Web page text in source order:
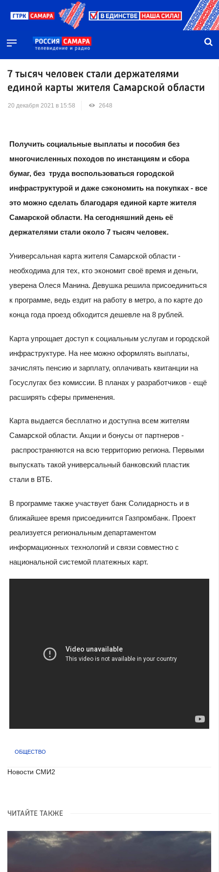
7 тысяч человек стали держателями
единой карты жителя Самарской области
20 декабря 2021 в 15:58 2648
Получить социальные выплаты и пособия без
многочисленных походов по инстанциям и сбора
бумаг, без труда воспользоваться городской
инфраструктурой и даже сэкономить на покупках - все
это можно сделать благодаря единой карте жителя
Самарской области. На сегодняшний день её
держателями стали около 7 тысяч человек.
Универсальная карта жителя Самарской области -
необходима для тех, кто экономит своё время и деньги,
уверена Олеся Манина. Девушка решила присоединиться
к программе, ведь ездит на работу в метро, а по карте до
конца года проезд обходится дешевле на 8 рублей.
Карта упрощает доступ к социальным услугам и городской
инфраструктуре. На нее можно оформлять выплаты,
зачислять пенсию и зарплату, оплачивать квитанции на
Госуслугах без комиссии. В планах у разработчиков - ещё
расширять сферы применения.
Карта выдается бесплатно и доступна всем жителям
Самарской области. Акции и бонусы от партнеров -
распространяются на всю территорию региона. Первыми
выпускать такой универсальный банковский пластик
стали в ВТБ.
В программе также участвует банк Солидарность и в
ближайшее время присоединится Газпромбанк. Проект
реализуется региональным департаментом
информационных технологий и связи совместно с
национальной системой платежных карт.
ОБЩЕСТВО
Новости СМИ2
ЧИТАЙТЕ ТАКЖЕ